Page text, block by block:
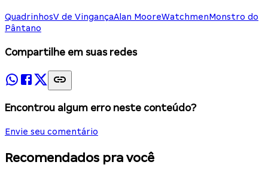
QuadrinhosV de VingançaAlan MooreWatchmenMonstro do
Pântano
Compartilhe em suas redes
Encontrou algum erro neste conteúdo?
Envie seu comentário
Recomendados pra você